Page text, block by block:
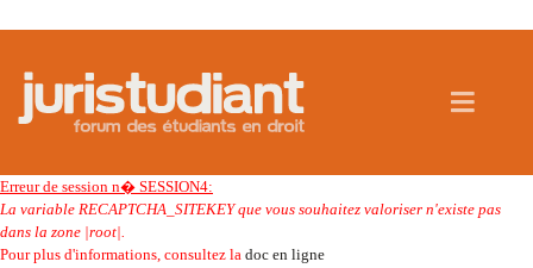
Erreur de session n� SESSION4:
La variable RECAPTCHA_SITEKEY que vous souhaitez valoriser n'existe pas
dans la zone |root|.
Pour plus d'informations, consultez la doc en ligne